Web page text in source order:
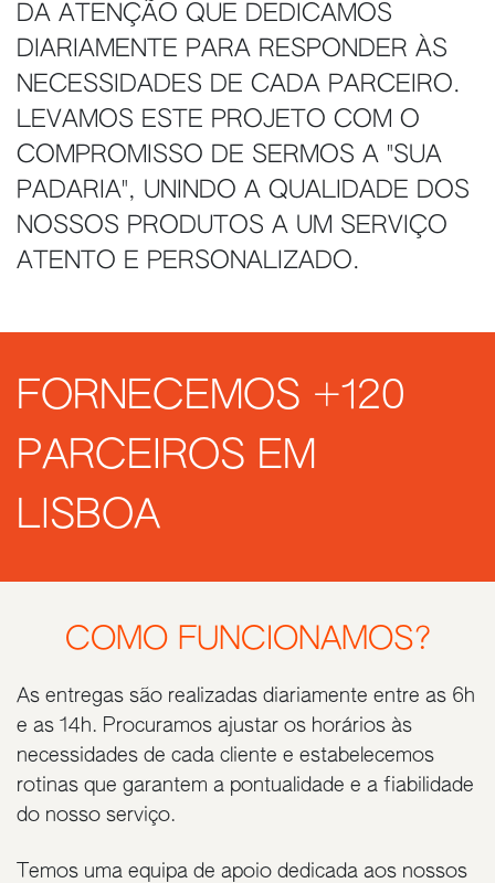
DA ATENÇÃO QUE DEDICAMOS
DIARIAMENTE PARA RESPONDER ÀS
NECESSIDADES DE CADA PARCEIRO.
LEVAMOS ESTE PROJETO COM O
COMPROMISSO DE SERMOS A "SUA
PADARIA", UNINDO A QUALIDADE DOS
NOSSOS PRODUTOS A UM SERVIÇO
ATENTO E PERSONALIZADO.
FORNECEMOS +120
PARCEIROS EM
LISBOA
COMO FUNCIONAMOS?
As entregas são realizadas diariamente entre as 6h
e as 14h. Procuramos ajustar os horários às
necessidades de cada cliente e estabelecemos
rotinas que garantem a pontualidade e a fiabilidade
do nosso serviço.
Temos uma equipa de apoio dedicada aos nossos